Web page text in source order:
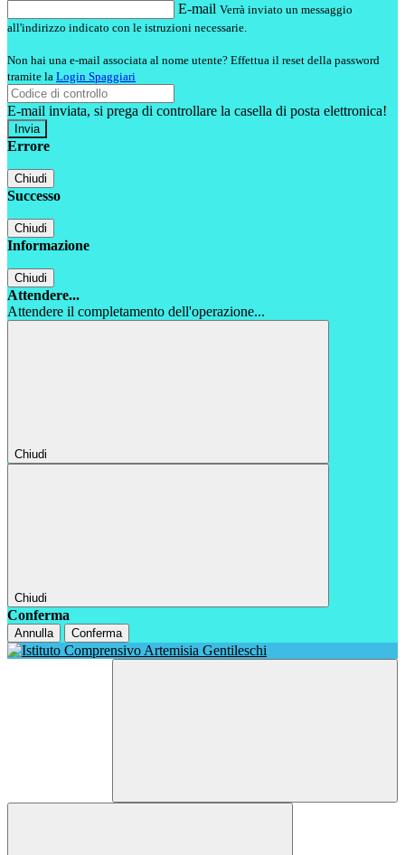
E-mail Verrà inviato un messaggio
all'indirizzo indicato con le istruzioni necessarie.
Non hai una e-mail associata al nome utente? Effettua il reset della password
tramite la Login Spaggiari
E-mail inviata, si prega di controllare la casella di posta elettronica!
Errore
Chiudi
Successo
Chiudi
Informazione
Chiudi
Attendere...
Attendere il completamento dell'operazione...
Chiudi
Chiudi
Conferma
Annulla Conferma